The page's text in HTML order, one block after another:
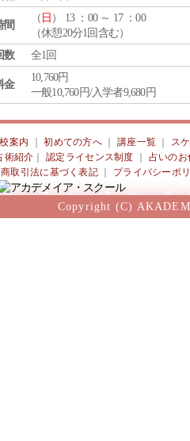
間
（ 日 ） 13 ：00 ～ 17 ：00
（休憩20分1回含む）
数
全1回
金
10,760円
一般10,760円/入学者9,680円
案内 ｜初めての方へ 講座一覧
ス
術紹介 ｜認定ライセンス制度
占いのお
取引法に基づく表記 プライバシーポ
Copyright (C)